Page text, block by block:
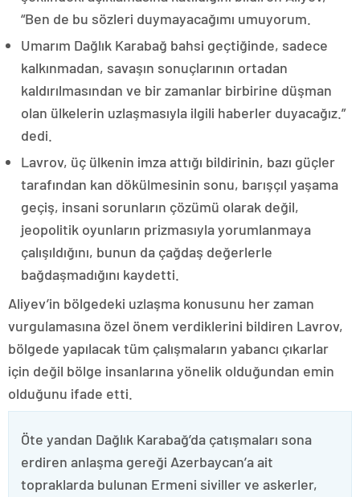
“Ben de bu sözleri duymayacağımı umuyorum.
Umarım Dağlık Karabağ bahsi geçtiğinde, sadece
kalkınmadan, savaşın sonuçlarının ortadan
kaldırılmasından ve bir zamanlar birbirine düşman
olan ülkelerin uzlaşmasıyla ilgili haberler duyacağız.”
dedi.
Lavrov, üç ülkenin imza attığı bildirinin, bazı güçler
tarafından kan dökülmesinin sonu, barışçıl yaşama
geçiş, insani sorunların çözümü olarak değil,
jeopolitik oyunların prizmasıyla yorumlanmaya
çalışıldığını, bunun da çağdaş değerlerle
bağdaşmadığını kaydetti.
Aliyev’in bölgedeki uzlaşma konusunu her zaman
vurgulamasına özel önem verdiklerini bildiren Lavrov,
bölgede yapılacak tüm çalışmaların yabancı çıkarlar
için değil bölge insanlarına yönelik olduğundan emin
olduğunu ifade etti.
Öte yandan Dağlık Karabağ’da çatışmaları sona
erdiren anlaşma gereği Azerbaycan’a ait
topraklarda bulunan Ermeni siviller ve askerler,